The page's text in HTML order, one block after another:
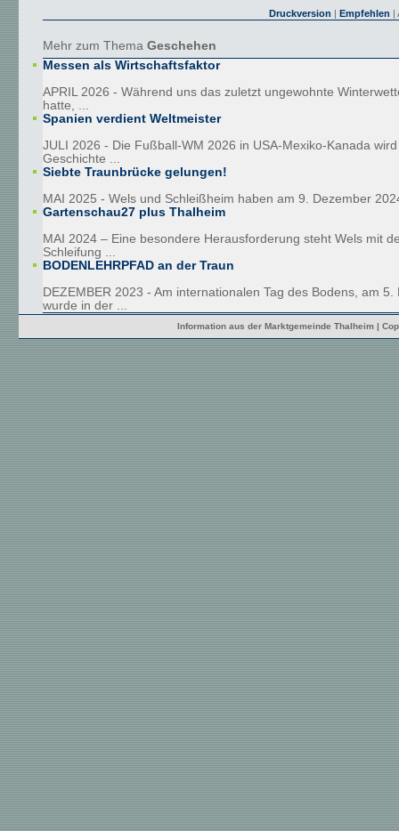
Druckversion | Empfehlen |
Mehr zum Thema Geschehen
Messen als Wirtschaftsfaktor
APRIL 2026 - Während uns das zuletzt ungewohnte
hatte, ...
Spanien verdient Weltmeister
JULI 2026 - Die Fußball-WM 2026 in USA-Mexiko-Kanada
Geschichte ...
Siebte Traunbrücke gelungen!
MAI 2025 - Wels und Schleißheim haben am 9. Dezember
Gartenschau27 plus Thalheim
MAI 2024 – Eine besondere Herausforderung steht Wels mit
Schleifung ...
BODENLEHRPFAD an der Traun
DEZEMBER 2023 - Am internationalen Tag des Bodens, am 5.
wurde in der ...
Information aus der Marktgemeinde Thalheim |